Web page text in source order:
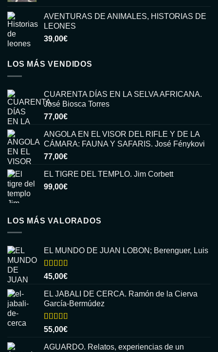
AVENTURAS DE ANIMALES, HISTORIAS DE
LEONES
39,00€
LOS MÁS VENDIDOS
CUARENTA DÍAS EN LA SELVA AFRICANA.
José Biosca Torres
77,00€
ANGOLA EN EL VISOR DEL RIFLE Y DE LA
CÁMARA: FAUNA Y SAFARIS. José Fénykovi
77,00€
EL TIGRE DEL TEMPLO. Jim Corbett
99,00€
LOS MÁS VALORADOS
EL MUNDO DE JUAN LOBON; Berenguer, Luis
Valorado
con
5
45,00€
EL JABALI DE CERCA. Ramón de la Cierva
García-Bermúdez
Valorado
con
5
55,00€
AGUARDO. Relatos, experiencias de un